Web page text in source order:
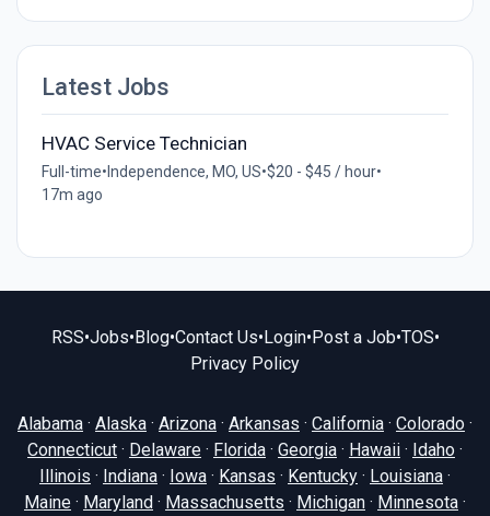
Latest Jobs
HVAC Service Technician
Full-time• Independence, MO, US•$20 - $45 / hour•
17m ago
RSS•Jobs• Blog•Contact Us• Login• Post a Job•TOS•
Privacy Policy
Alabama · Alaska · Arizona · Arkansas · California · Colorado ·
Connecticut · Delaware · Florida · Georgia · Hawaii · Idaho ·
Illinois · Indiana · Iowa · Kansas · Kentucky · Louisiana ·
Maine · Maryland · Massachusetts · Michigan · Minnesota ·